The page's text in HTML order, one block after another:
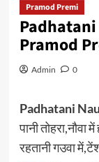
Pramod Premi
Pramod
Admin 0
Padhatani
पानी तोहरा,नौवा
रहतानी गउवा